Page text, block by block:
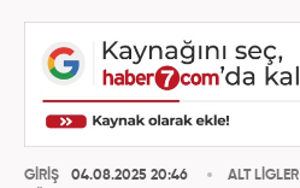
GİRİŞ
04.08.2025 20:46
ALT LİGLER